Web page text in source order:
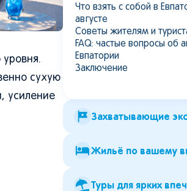
сухую
усиление
Что взять с собой в
августе
Советы жителям и
FAQ: частые вопросы об
Евпатории
Заключение
Захватывающие
Жильё по вашему
Туры для ярких